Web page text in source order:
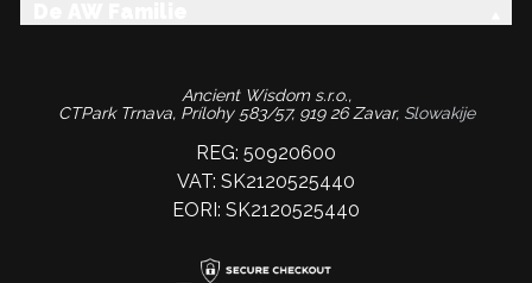
Ancient Wisdom s.r.o.,
CTPark Trnava, Prílohy 583/57, 919 26 Zavar, Slowakije
REG: 50920600
VAT: SK2120525440
EORI: SK2120525440